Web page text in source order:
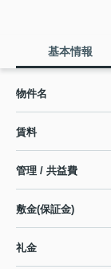
基本情報
物件名
賃料
管理 / 共益費
敷金(保証金)
礼金